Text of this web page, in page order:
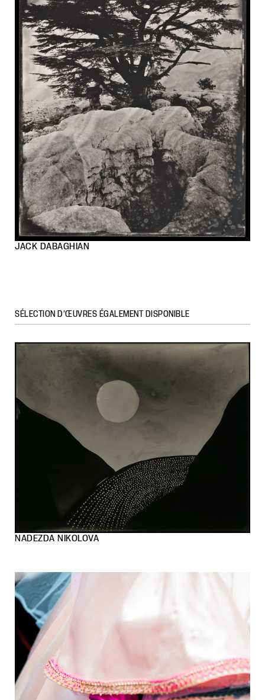
JACK DABAGHIAN
SÉLECTION D’ŒUVRES ÉGALEMENT DISPONIBLE
NADEZDA NIKOLOVA